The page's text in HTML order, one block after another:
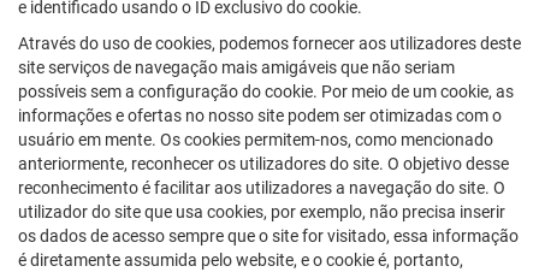
e identificado usando o ID exclusivo do cookie.
Através do uso de cookies, podemos fornecer aos utilizadores deste
site serviços de navegação mais amigáveis que não seriam
possíveis sem a configuração do cookie. Por meio de um cookie, as
informações e ofertas no nosso site podem ser otimizadas com o
usuário em mente. Os cookies permitem-nos, como mencionado
anteriormente, reconhecer os utilizadores do site. O objetivo desse
reconhecimento é facilitar aos utilizadores a navegação do site. O
utilizador do site que usa cookies, por exemplo, não precisa inserir
os dados de acesso sempre que o site for visitado, essa informação
é diretamente assumida pelo website, e o cookie é, portanto,